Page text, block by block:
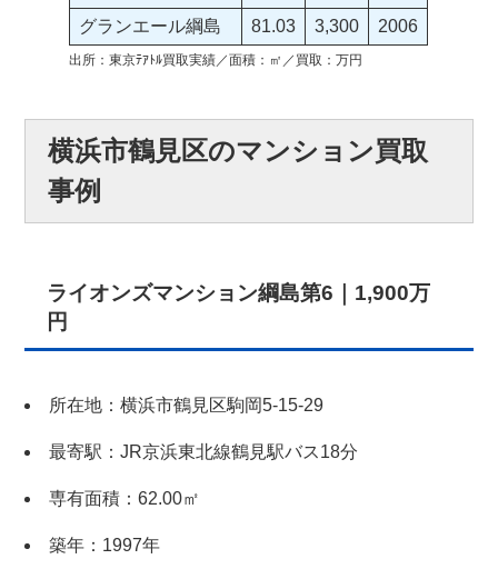
グランエール綱島 81.03 3,300 2006
出所：東京ﾃｱﾄﾙ買取実績／面積：㎡／買取：万円
横浜市鶴見区のマンション買取
事例
ライオンズマンション綱島第6｜1,900万
円
所在地：横浜市鶴見区駒岡5-15-29
最寄駅：JR京浜東北線鶴見駅バス18分
専有面積：62.00㎡
築年：1997年